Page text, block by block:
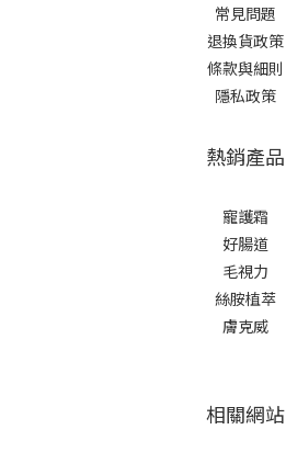
常見問題
退換貨政策
條款與細則
隱私政策
熱銷產品
寵護霜
好腸道
毛視力
絲胺植萃
膚克威
相關網站